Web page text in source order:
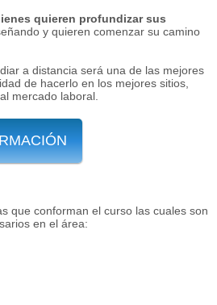
quieren profundizar sus
y quieren comenzar su camino
a distancia será una de las mejores
de hacerlo en los mejores sitios,
mercado laboral.
que conforman el curso las cuales son
en el área: